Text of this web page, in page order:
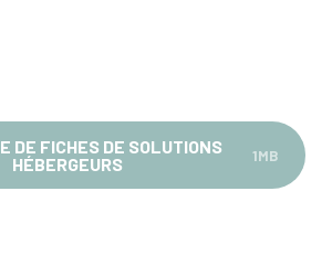
DE FICHES DE SOLUTIONS
HÉBERGEURS
1MB